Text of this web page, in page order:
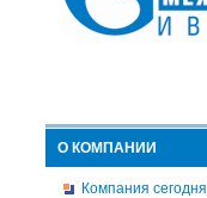
О КОМПАНИИ
Компания сегодня